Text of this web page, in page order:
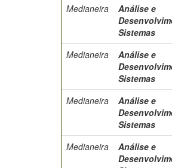
Medianeira
Análise e
Sistemas
Medianeira
Análise e
Sistemas
Medianeira
Análise e
Sistemas
Medianeira
Análise e